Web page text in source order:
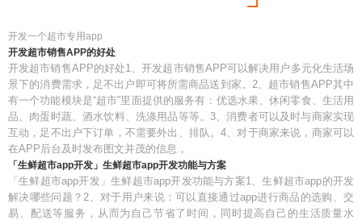
开发一个超市专用app
开发超市销售APP的好处
开发超市销售APP的好处1、开发超市销售APP可以解决用户多元化生活场
景下的消费需求，足不出户即可将所需商品送到家。2、超市销售APP其中
有一个功能模块是“超市”里面提供的服务有：优选水果、休闲零食、生活用
品、肉蛋时蔬、酒水饮料、洗涤用品等等。3、消费者可以及时与商家实现
互动，足不出户下订单，不需要外出、排队。4、对于商家来说，商家可以
在APP后台及时发布图文并茂的信息，
「生鲜超市app开发」生鲜超市app开发功能与方案
「生鲜超市app开发」生鲜超市app开发功能与方案1、生鲜超市app的开发
解决哪些问题？2、对于用户来说：可以直接通过app进行商品的选购、交
易、配送等服务，从而为自己节省了时间，同时提高自己的生活质量水